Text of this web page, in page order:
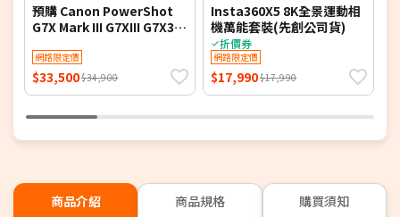
預購 Canon PowerShot
G7X Mark III G7XIII G7X3
網路限定價
$33,500$34,900
Insta360X5 8K全景運動相
機萬能套裝(先創公司貨)
折價券
網路限定價
$17,990$17,990
商品介紹 商品規格 購買須知